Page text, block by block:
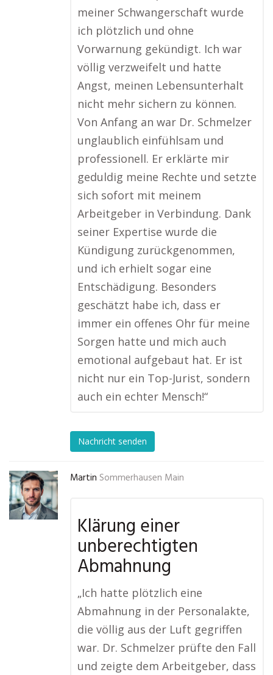
meiner Schwangerschaft wurde
ich plötzlich und ohne
Vorwarnung gekündigt. Ich war
völlig verzweifelt und hatte
Angst, meinen Lebensunterhalt
nicht mehr sichern zu können.
Von Anfang an war Dr. Schmelzer
unglaublich einfühlsam und
professionell. Er erklärte mir
geduldig meine Rechte und setzte
sich sofort mit meinem
Arbeitgeber in Verbindung. Dank
seiner Expertise wurde die
Kündigung zurückgenommen,
und ich erhielt sogar eine
Entschädigung. Besonders
geschätzt habe ich, dass er
immer ein offenes Ohr für meine
Sorgen hatte und mich auch
emotional aufgebaut hat. Er ist
nicht nur ein Top-Jurist, sondern
auch ein echter Mensch!“
Nachricht senden
Martin Sommerhausen Main
Klärung einer
unberechtigten
Abmahnung
„Ich hatte plötzlich eine
Abmahnung in der Personalakte,
die völlig aus der Luft gegriffen
war. Dr. Schmelzer prüfte den Fall
und zeigte dem Arbeitgeber, dass